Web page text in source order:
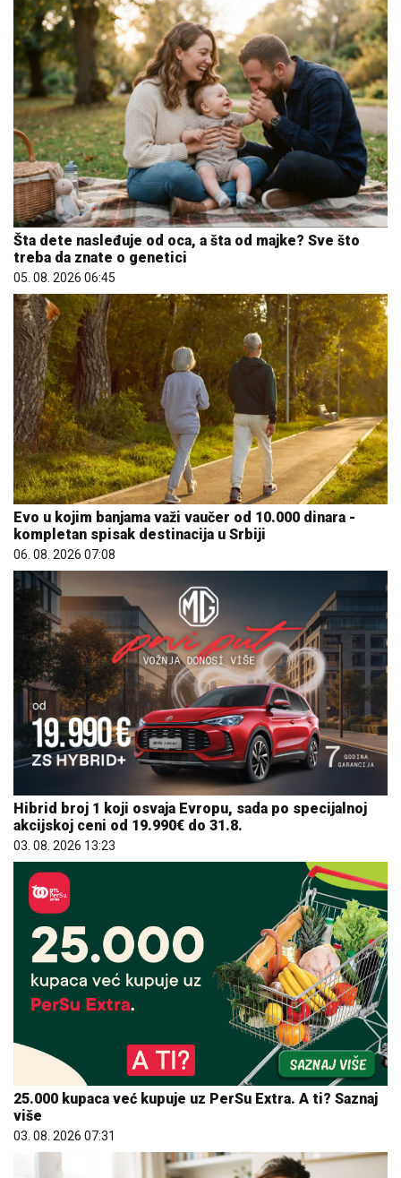
Šta dete nasleđuje od oca, a šta od majke? Sve što
treba da znate o genetici
05. 08. 2026 06:45
Evo u kojim banjama važi vaučer od 10.000 dinara -
kompletan spisak destinacija u Srbiji
06. 08. 2026 07:08
Hibrid broj 1 koji osvaja Evropu, sada po specijalnoj
akcijskoj ceni od 19.990€ do 31.8.
03. 08. 2026 13:23
25.000 kupaca već kupuje uz PerSu Extra. A ti? Saznaj
više
03. 08. 2026 07:31